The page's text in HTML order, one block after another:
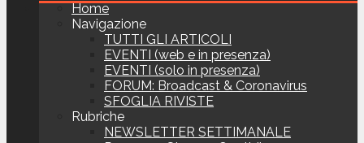
Home
Navigazione
TUTTI GLI ARTICOLI
EVENTI (web e in presenza)
EVENTI (solo in presenza)
FORUM: Broadcast & Coronavirus
SFOGLIA RIVISTE
Rubriche
NEWSLETTER SETTIMANALE